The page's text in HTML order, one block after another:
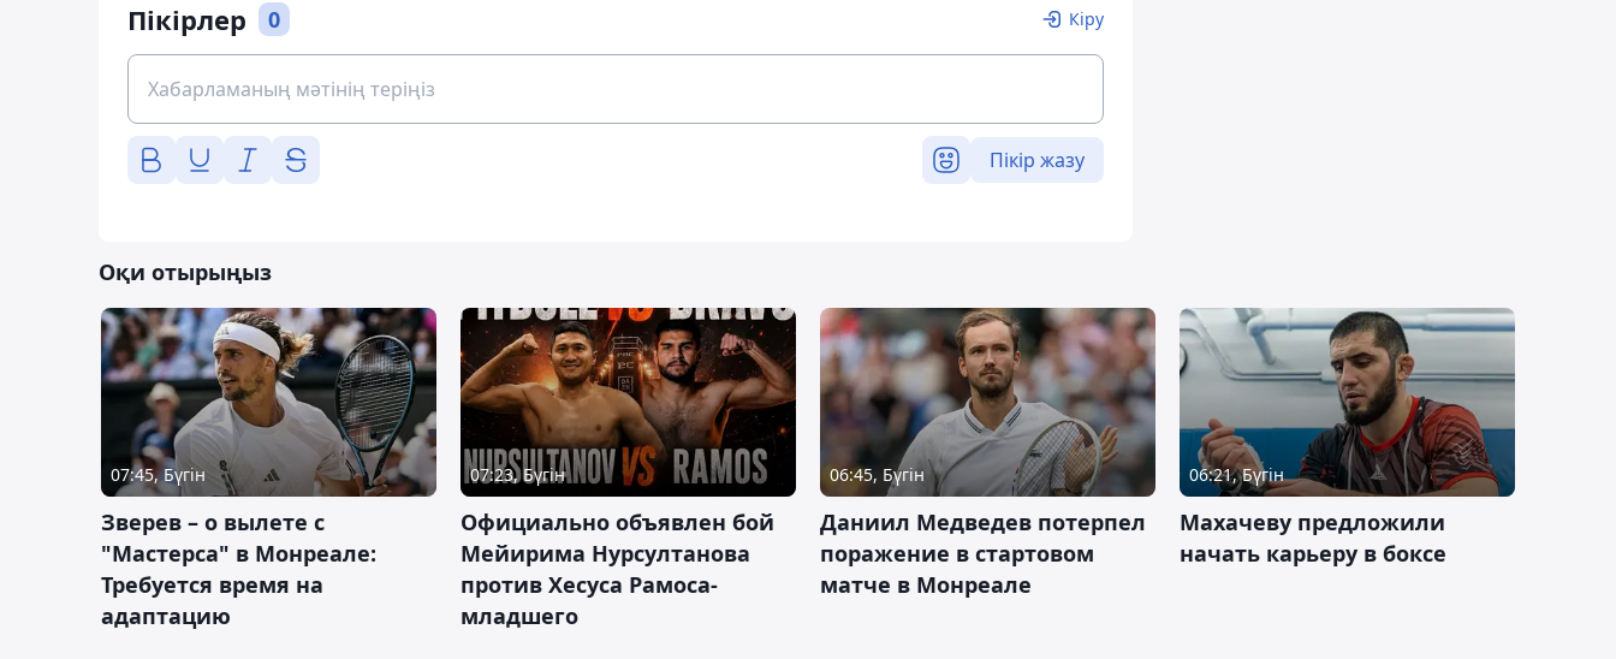
Пікірлер 0 Кіру
Пікір жазу
Оқи отырыңыз
07:45, Бүгін
Зверев – о вылете с
"Мастерса" в Монреале:
Требуется время на
адаптацию
07:23, Бүгін
Официально объявлен бой
Мейирима Нурсултанова
против Хесуса Рамоса-
младшего
06:45, Бүгін
Даниил Медведев потерпел
поражение в стартовом
матче в Монреале
06:21, Бүгін
Махачеву предложили
начать карьеру в боксе